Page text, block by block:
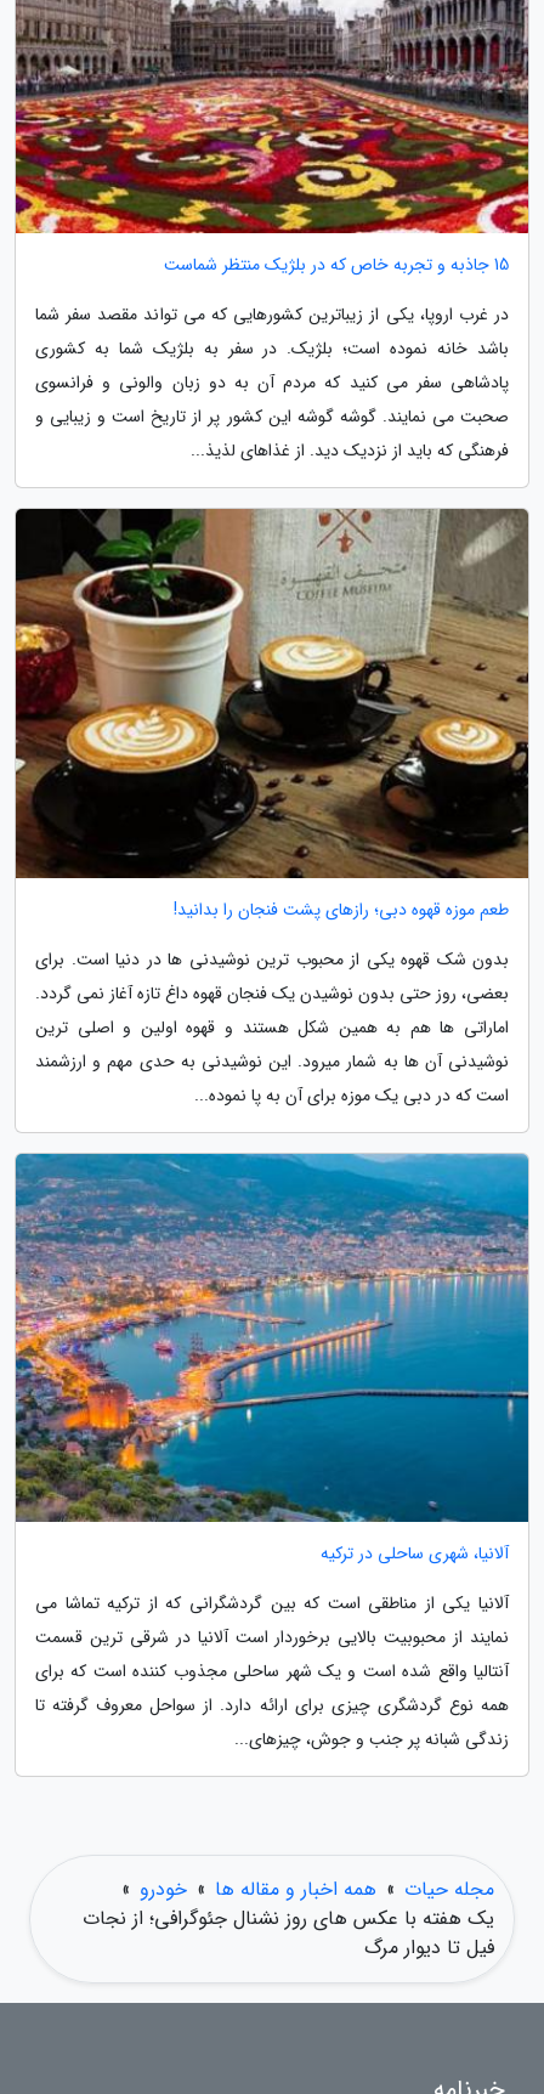
15 جاذبه و تجربه خاص که در بلژیک منتظر شماست
در غرب اروپا، یکی از زیباترین کشورهایی که می تواند مقصد سفر شما
باشد خانه نموده است؛ بلژیک. در سفر به بلژیک شما به کشوری
پادشاهی سفر می کنید که مردم آن به دو زبان والونی و فرانسوی
صحبت می نمایند. گوشه گوشه این کشور پر از تاریخ است و زیبایی و
فرهنگی که باید از نزدیک دید. از غذاهای لذیذ...
طعم موزه قهوه دبی؛ رازهای پشت فنجان را بدانید!
بدون شک قهوه یکی از محبوب ترین نوشیدنی ها در دنیا است. برای
بعضی، روز حتی بدون نوشیدن یک فنجان قهوه داغ تازه آغاز نمی گردد.
اماراتی ها هم به همین شکل هستند و قهوه اولین و اصلی ترین
نوشیدنی آن ها به شمار میرود. این نوشیدنی به حدی مهم و ارزشمند
است که در دبی یک موزه برای آن به پا نموده...
آلانیا، شهری ساحلی در ترکیه
آلانیا یکی از مناطقی است که بین گردشگرانی که از ترکیه تماشا می
نمایند از محبوبیت بالایی برخوردار است آلانیا در شرقی ترین قسمت
آنتالیا واقع شده است و یک شهر ساحلی مجذوب کننده است که برای
همه نوع گردشگری چیزی برای ارائه دارد. از سواحل معروف گرفته تا
زندگی شبانه پر جنب و جوش، چیزهای...
مجله حیات » همه اخبار و مقاله ها » خودرو »
یک هفته با عکس های روز نشنال جئوگرافی؛ از نجات
فیل تا دیوار مرگ